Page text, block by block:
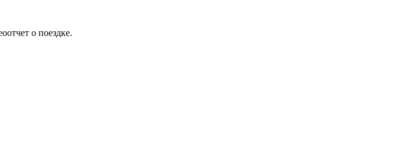
о поездке.